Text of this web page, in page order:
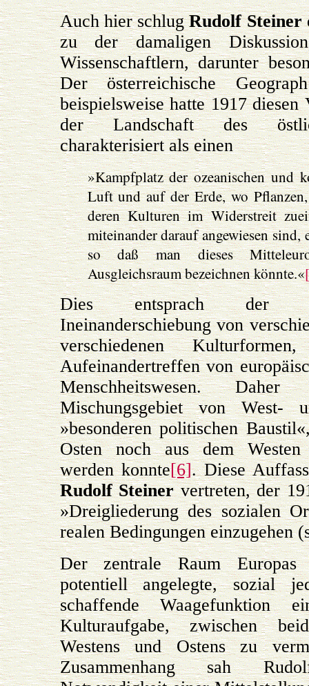
Auch hier schlugRudolf Steiner
zu der damaligen
Wissenschaftlern, darunter
Der österreichische
beispielsweise hatte 1917 diesen
der Landschaft des
charakterisiert als einen
»Kampfplatz der ozeanischen und
Luft und auf der Erde, wo
deren Kulturen im Widerstreit
miteinander darauf angewiesen
so daß man dieses
Ausgleichsraum bezeichnen könnte.«
Dies entsprach der
Ineinanderschiebung von
verschiedenen
Aufeinandertreffen von
Menschheitswesen.
Mischungsgebiet von West-
»besonderen politischen
Osten noch aus dem Westen
werden konnte[6]. Diese
Rudolf Steinervertreten, der
»Dreigliederung des sozialen
realen Bedingungen einzugehen
Der zentrale Raum
potentiell angelegte, sozial
schaffende Waagefunktion
Kulturaufgabe, zwischen
Westens und Ostens zu
Zusammenhang sah